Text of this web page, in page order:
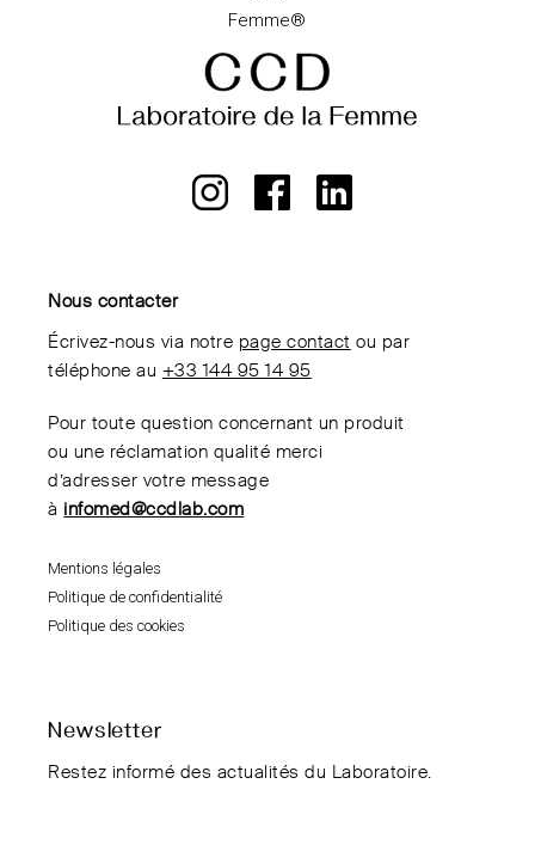
Nous contacter
Écrivez-nous via notre page contact ou par
téléphone au +33 144 95 14 95
Pour toute question concernant un produit
ou une réclamation qualité merci
d’adresser votre message
à infomed@ccdlab.com
Mentions légales
Politique de confidentialité
Politique des cookies
Newsletter
Restez informé des actualités du Laboratoire.